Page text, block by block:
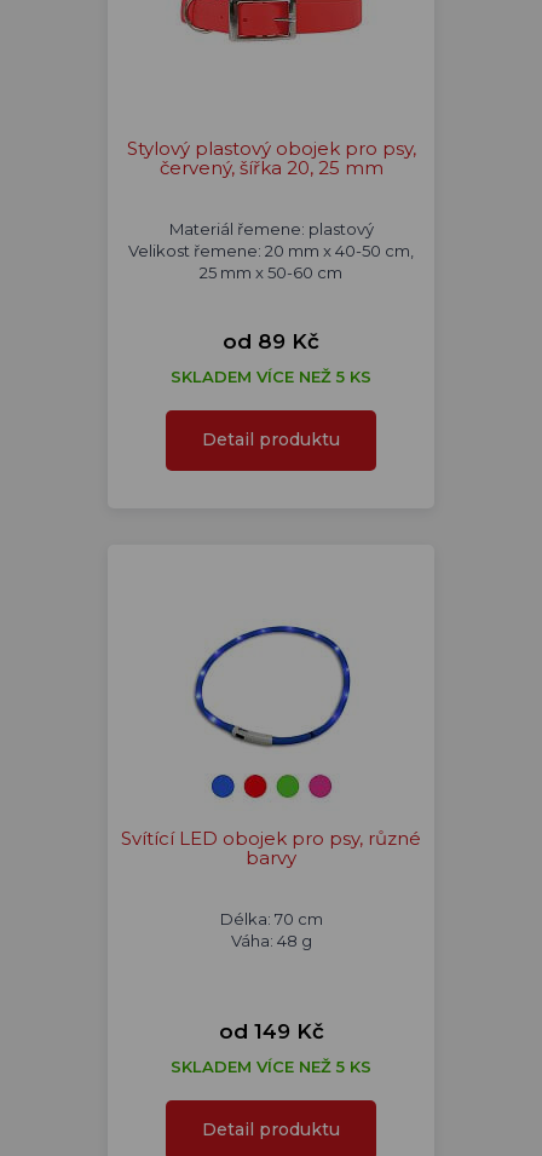
Stylový plastový obojek pro psy,
červený, šířka 20, 25 mm
Materiál řemene: plastový
Velikost řemene: 20 mm x 40-50 cm,
25 mm x 50-60 cm
od 89 Kč
SKLADEM VÍCE NEŽ 5 KS
Detail produktu
Svítící LED obojek pro psy, různé
barvy
Délka: 70 cm
Váha: 48 g
od 149 Kč
SKLADEM VÍCE NEŽ 5 KS
Detail produktu